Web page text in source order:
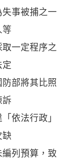
事被捕之一
等
一定程序之
定
部將其比照
訴
依法行政」
缺
列預算，致